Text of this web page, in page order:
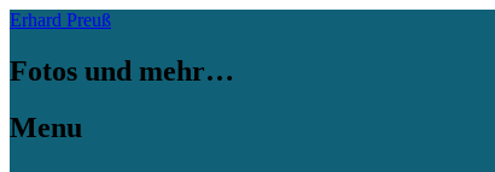
Erhard Preuß
Fotos und mehr…
Menu